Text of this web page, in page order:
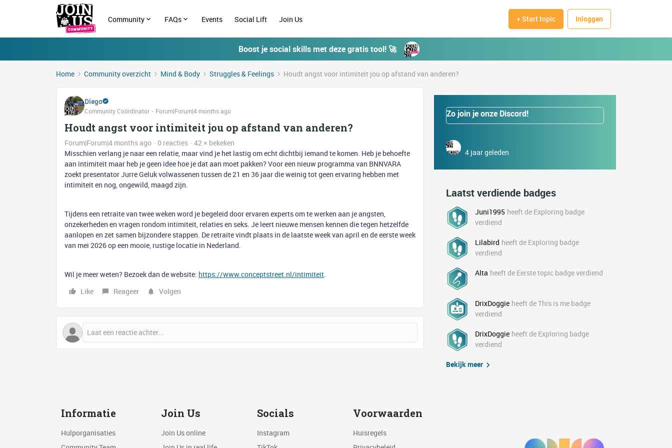
Community FAQs Events Social Lift Join Us + Start topic Inloggen
Boost je social skills met deze gratis tool! 🚀
Home Community overzicht Mind & Body Struggles & Feelings Houdt angst voor intimiteit jou op afstand van anderen?
Diego
Community Coördinator Forum|Forum|4 months ago
Houdt angst voor intimiteit jou op afstand van anderen?
Forum|Forum|4 months ago 0 reacties
42 × bekeken
Misschien verlang je naar een relatie, maar vind je het lastig om echt dichtbij iemand te komen. Heb je behoefte
aan intimiteit maar heb je geen idee hoe je dat aan moet pakken? Voor een nieuw programma van BNNVARA
zoekt presentator Jurre Geluk volwassenen tussen de 21 en 36 jaar die weinig tot geen ervaring hebben met
intimiteit en nog, ongewild, maagd zijn.
Tijdens een retraite van twee weken word je begeleid door ervaren experts om te werken aan je angsten,
onzekerheden en vragen rondom intimiteit, relaties en seks. Je leert nieuwe mensen kennen die tegen hetzelfde
aanlopen en zet samen bijzondere stappen. De retraite vindt plaats in de laatste week van april en de eerste week
van mei 2026 op een mooie, rustige locatie in Nederland.
Wil je meer weten? Bezoek dan de website: https://www.conceptstreet.nl/intimiteit.
Like
Reageer Volgen
Zo join je onze Discord!
4 jaar geleden
Laatst verdiende badges
Juni1995 heeft de Exploring badge
verdiend
Lilabird heeft de Exploring badge
verdiend
Alta heeft de Eerste topic badge verdiend
DrixDoggie heeft de This is me badge
verdiend
DrixDoggie heeft de Exploring badge
verdiend
Bekijk meer
Informatie
Hulporganisaties
Join Us
Join Us online
Socials
Instagram
Voorwaarden
Huisregels